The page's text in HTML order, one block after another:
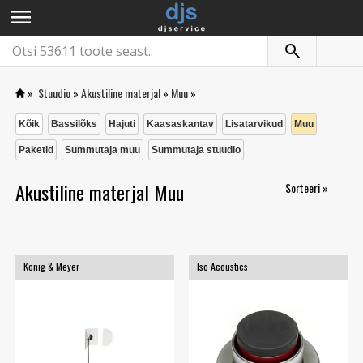
menu
» Stuudio»Akustiline materjal» Muu»
Kõik Bassilõks Hajuti Kaasaskantav Lisatarvikud Muu
Paketid Summutaja muu Summutaja stuudio
Akustiline materjal Muu Sorteeri »
König & Meyer Iso Acoustics